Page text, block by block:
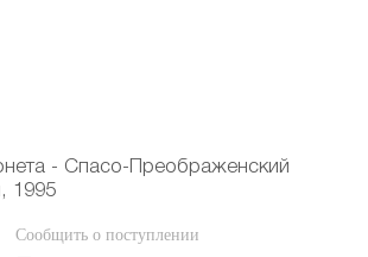
- Спасо-Преображенский
1995
Сообщить о поступлении